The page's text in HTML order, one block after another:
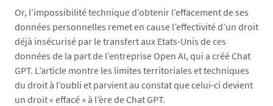
Or, l’impossibilité technique d’obtenir l’effacement de ses
données personnelles remet en cause l’effectivité d’un droit
déjà insécurisé par le transfert aux Etats-Unis de ces
données de la part de l’entreprise Open AI, qui a créé Chat
GPT. L’article montre les limites territoriales et techniques
du droit à l’oubli et parvient au constat que celui-ci devient
un droit « effacé » à l’ère de Chat GPT.